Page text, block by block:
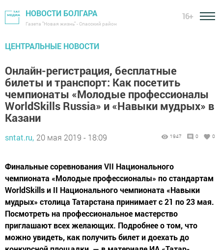
НОВОСТИ БОЛГАРА
Газета "Новая жизнь" - Спасский район
16+
ЦЕНТРАЛЬНЫЕ НОВОСТИ
Онлайн-регистрация, бесплатные
билеты и транспорт: Как посетить
чемпионаты «Молодые профессионалы
WorldSkills Russia» и «Навыки мудрых» в
Казани
sntat.ru, 20 мая 2019 - 18:09 1947 0 0
Финальные соревнования VII Национального
чемпионата «Молодые профессионалы» по стандартам
WorldSkills и II Национального чемпионата «Навыки
мудрых» столица Татарстана принимает с 21 по 23 мая.
Посмотреть на профессиональное мастерство
приглашают всех желающих. Подробнее о том, что
можно увидеть, как получить билет и доехать до